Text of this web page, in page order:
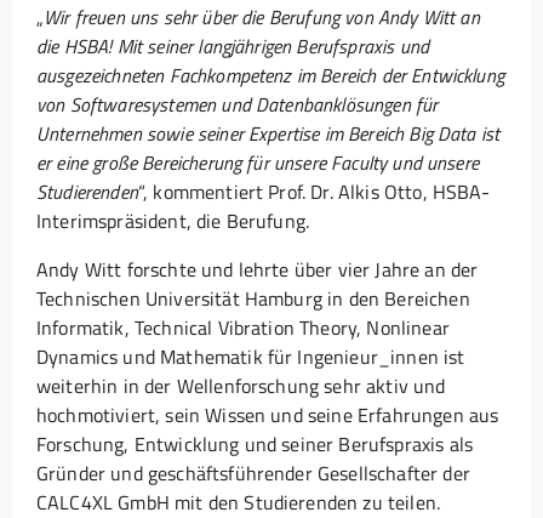
„Wir freuen uns sehr über die Berufung von Andy Witt an
die HSBA! Mit seiner langjährigen Berufspraxis und
ausgezeichneten Fachkompetenz im Bereich der Entwicklung
von Softwaresystemen und Datenbanklösungen für
Unternehmen sowie seiner Expertise im Bereich Big Data ist
er eine große Bereicherung für unsere Faculty und unsere
Studierenden“, kommentiert Prof. Dr. Alkis Otto, HSBA-
Interimspräsident, die Berufung.
Andy Witt forschte und lehrte über vier Jahre an der
Technischen Universität Hamburg in den Bereichen
Informatik, Technical Vibration Theory, Nonlinear
Dynamics und Mathematik für Ingenieur_innen ist
weiterhin in der Wellenforschung sehr aktiv und
hochmotiviert, sein Wissen und seine Erfahrungen aus
Forschung, Entwicklung und seiner Berufspraxis als
Gründer und geschäftsführender Gesellschafter der
CALC4XL GmbH mit den Studierenden zu teilen.